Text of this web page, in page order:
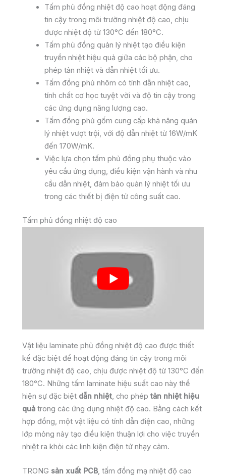
Tấm phủ đồng nhiệt độ cao hoạt động đáng
tin cậy trong môi trường nhiệt độ cao, chịu
được nhiệt độ từ 130°C đến 180°C.
Tấm phủ đồng quản lý nhiệt tạo điều kiện
truyền nhiệt hiệu quả giữa các bộ phận, cho
phép tản nhiệt và dẫn nhiệt tối ưu.
Tấm đồng phủ nhôm có tính dẫn nhiệt cao,
tính chất cơ học tuyệt vời và độ tin cậy trong
các ứng dụng năng lượng cao.
Tấm đồng phủ gốm cung cấp khả năng quản
lý nhiệt vượt trội, với độ dẫn nhiệt từ 16W/mK
đến 170W/mK.
Việc lựa chọn tấm phủ đồng phụ thuộc vào
yêu cầu ứng dụng, điều kiện vận hành và nhu
cầu dẫn nhiệt, đảm bảo quản lý nhiệt tối ưu
trong các thiết bị điện tử công suất cao.
Tấm phủ đồng nhiệt độ cao
Vật liệu laminate phủ đồng nhiệt độ cao được thiết
kế đặc biệt để hoạt động đáng tin cậy trong môi
trường nhiệt độ cao, chịu được nhiệt độ từ 130°C đến
180°C. Những tấm laminate hiệu suất cao này thể
hiện sự đặc biệt dẫn nhiệt, cho phép tản nhiệt hiệu
quả trong các ứng dụng nhiệt độ cao. Bằng cách kết
hợp đồng, một vật liệu có tính dẫn điện cao, những
lớp mỏng này tạo điều kiện thuận lợi cho việc truyền
nhiệt ra khỏi các linh kiện điện tử nhạy cảm.
TRONG sản xuất PCB, tấm đồng mạ nhiệt độ cao